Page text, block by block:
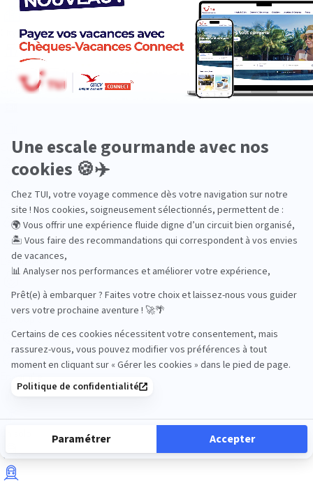
City Trips
Croisières
Culture
Dans les îles
Découverte